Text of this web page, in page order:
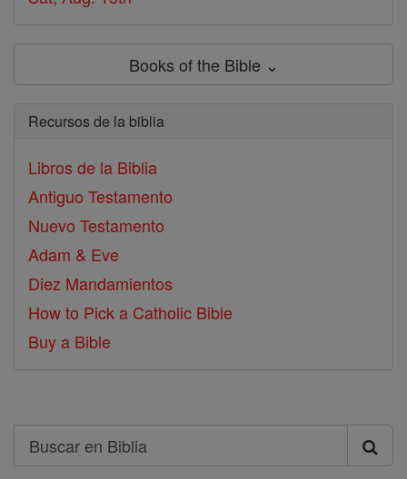
Books of the Bible ⌄
Recursos de la biblia
Libros de la Biblia
Antiguo Testamento
Nuevo Testamento
Adam & Eve
Diez Mandamientos
How to Pick a Catholic Bible
Buy a Bible
Search
Buscar